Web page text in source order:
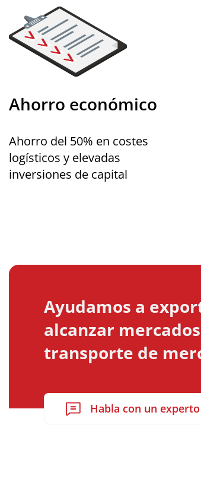
Ahorro económico
Ahorro del 50% en costes
logísticos y elevadas
inversiones de capital
Ayudamos a
alcanzar
transporte de
Habla con un experto